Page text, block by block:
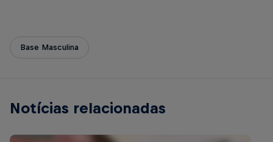
Base Masculina
Notícias relacionadas